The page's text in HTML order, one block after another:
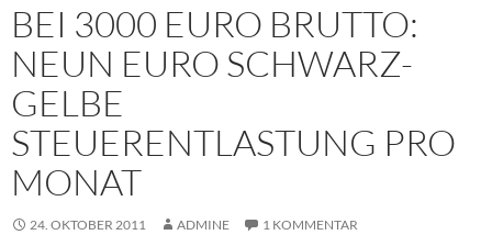
BEI 3000 EURO BRUTTO:
NEUN EURO SCHWARZ-
GELBE
STEUERENTLASTUNG PRO
MONAT
24. OKTOBER 2011 ADMINE 1 KOMMENTAR